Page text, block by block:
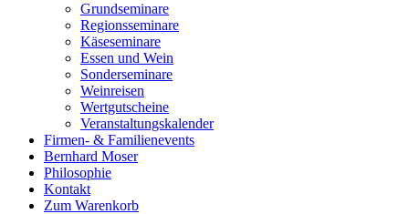
Grundseminare
Regionsseminare
Käseseminare
Essen und Wein
Sonderseminare
Weinreisen
Wertgutscheine
Veranstaltungskalender
Firmen- & Familienevents
Bernhard Moser
Philosophie
Kontakt
Zum Warenkorb